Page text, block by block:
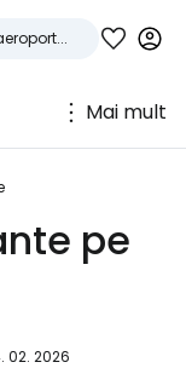
Mai mult
pe
02. 2026